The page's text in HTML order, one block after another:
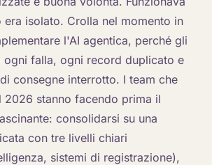
isolato. Crolla nel momento in
l'AI agentica, perché gli
ogni falla, ogni record duplicato e
consegne interrotto. I team che
2026 stanno facendo prima il
consolidarsi su una
con tre livelli chiari
sistemi di registrazione),